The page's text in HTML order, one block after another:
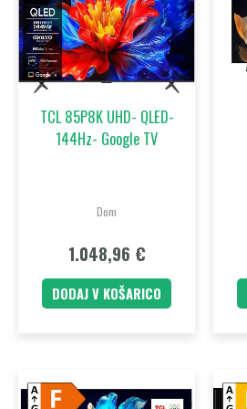
TCL 85P8K UHD- QLED-
144Hz- Google TV
Dom
1.048,96 €
DODAJ V KOŠARICO